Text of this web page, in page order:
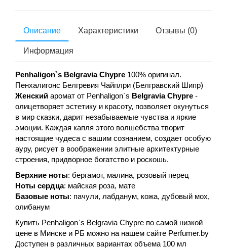
Описание Характеристики Отзывы (0)
Информация
Penhaligon`s Belgravia Chypre 100% оригинал.
Пенхалигонс Белгревия Чайплри (Белгравский Шипр)
Женский аромат от Penhaligon`s Belgravia Chypre -
олицетворяет эстетику и красоту, позволяет окунуться
в мир сказки, дарит незабываемые чувства и яркие
эмоции. Каждая капля этого волшебства творит
настоящие чудеса с вашим сознанием, создает особую
ауру, рисует в воображении элитные архитектурные
строения, придворное богатство и роскошь.
Верхние ноты: бергамот, малина, розовый перец
Ноты сердца: майская роза, мате
Базовые ноты: пачули, лабданум, кожа, дубовый мох,
олибанум
Купить Penhaligon`s Belgravia Chypre по самой низкой
цене в Минске и РБ можно на нашем сайте Perfumer.by
Доступен в различных вариантах объема 100 мл